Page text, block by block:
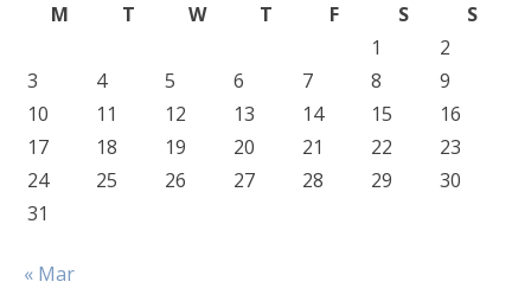
M
T W T F S
S
1
2
3
4 5 6 7 8
9
10
11 12 13 14 15
16
17
18 19 20 21 22
23
24
25 26 27 28 29
30
31
« Mar